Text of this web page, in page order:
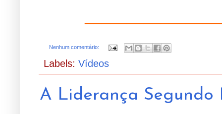
Nenhum comentário:
Labels: Vídeos
A Liderança